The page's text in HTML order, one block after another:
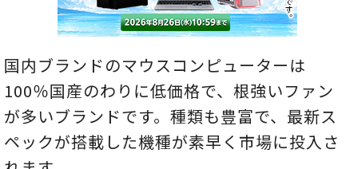
国内ブランドのマウスコンピューターは
100％国産のわりに低価格で、根強いファン
が多いブランドです。種類も豊富で、最新ス
ペックが搭載した機種が素早く市場に投入さ